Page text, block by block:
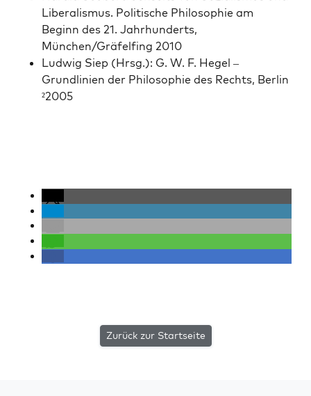
Lib­er­al­is­mus. Poli­tis­che Philoso­phie am
Beginn des 21. Jahrhun­derts,
München/Gräfelfing 2010
Lud­wig Siep (Hrsg.): G. W. F. Hegel –
Grundlin­ien der Philoso­phie des Rechts, Berlin
²2005
Zurück zur Startseite